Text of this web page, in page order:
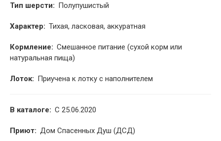
Тип шерсти: Полупушистый
Характер: Тихая, ласковая, аккуратная
Кормление: Смешанное питание (сухой корм или
натуральная пища)
Лоток: Приучена к лотку с наполнителем
В каталоге: С 25.06.2020
Приют: Дом Спасенных Душ (ДСД)